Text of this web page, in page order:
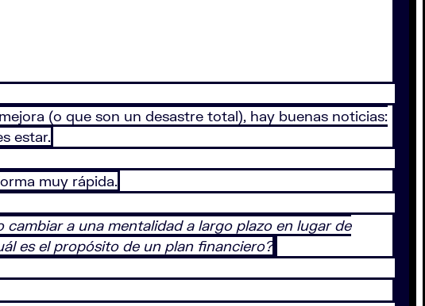
(o que son un desastre total), hay buenas noticias:
estar.
muy rápida.
a una mentalidad a largo plazo en lugar de
es el propósito de un plan financiero?